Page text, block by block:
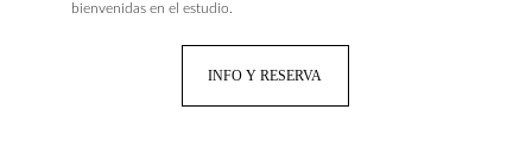
bienvenidas en el estudio.
INFO Y RESERVA